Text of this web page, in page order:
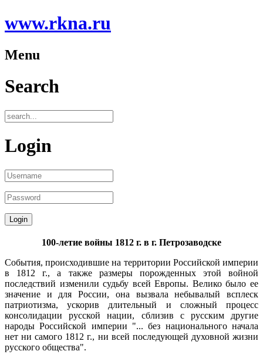
www.rkna.ru
Menu
Search
Login
100-летие войны 1812 г. в г. Петрозаводске
События, происходившие на территории Российской империи
в 1812 г., а также размеры порожденных этой войной
последствий изменили судьбу всей Европы. Велико было ее
значение и для России, она вызвала небывалый всплеск
патриотизма, ускорив длительный и сложный процесс
консолидации русской нации, сблизив с русским другие
народы Российской империи "... без национального начала
нет ни самого 1812 г., ни всей последующей духовной жизни
русского общества".